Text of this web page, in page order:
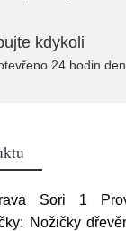
kdykoli
24 hodin
Sori 1
Nožičky